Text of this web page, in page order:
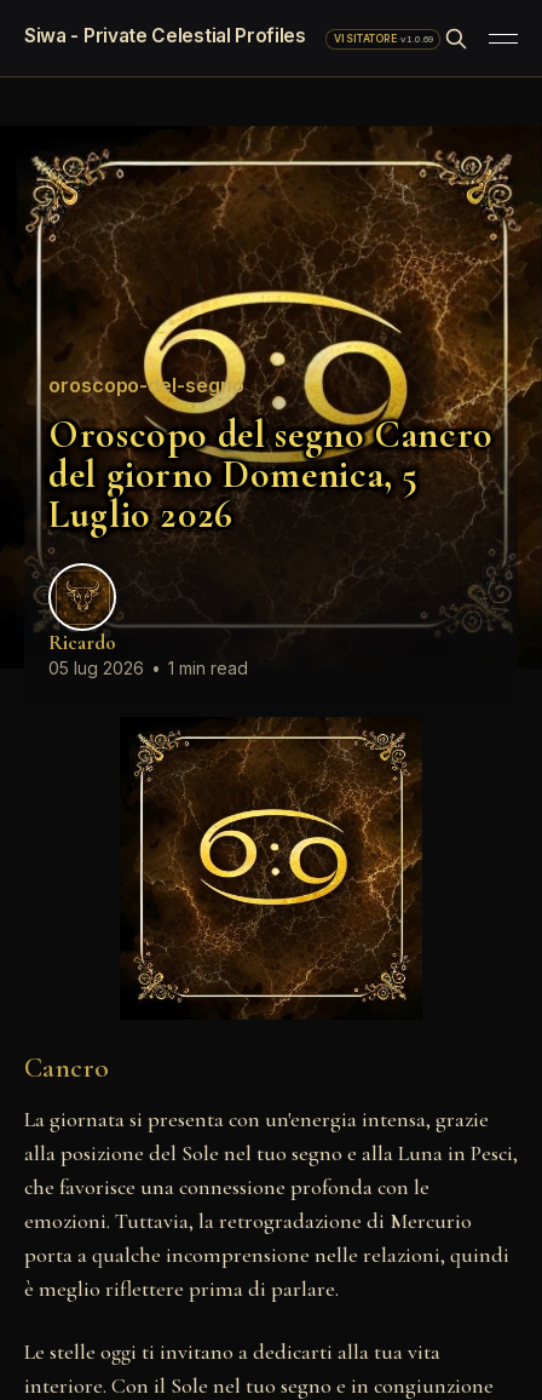
Siwa - Private Celestial Profiles VISITATORE·v1.0.69
oroscopo-del-segno
Oroscopo del segno Cancro
del giorno Domenica, 5
Luglio 2026
Ricardo
05 lug 2026 • 1 min read
Cancro
La giornata si presenta con un'energia intensa, grazie
alla posizione del Sole nel tuo segno e alla Luna in Pesci,
che favorisce una connessione profonda con le
emozioni. Tuttavia, la retrogradazione di Mercurio
porta a qualche incomprensione nelle relazioni, quindi
è meglio riflettere prima di parlare.
Le stelle oggi ti invitano a dedicarti alla tua vita
interiore. Con il Sole nel tuo segno e in congiunzione